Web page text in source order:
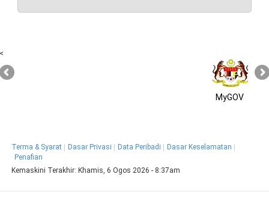
<
MyGOV
Terma & Syarat Dasar Privasi Data Peribadi
Dasar Keselamatan
Penafian
Kemaskini Terakhir: Khamis, 6 Ogos 2026 - 8:37am